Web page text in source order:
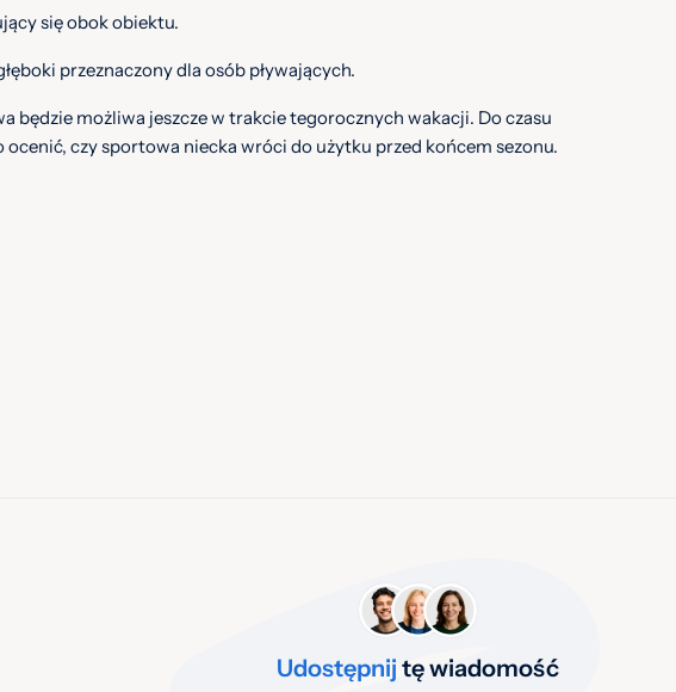
się obok obiektu.
przeznaczony dla osób pływających.
będzie możliwa jeszcze w trakcie tegorocznych wakacji. Do czasu
czy sportowa niecka wróci do użytku przed końcem sezonu.
Udostępnij tę wiadomość